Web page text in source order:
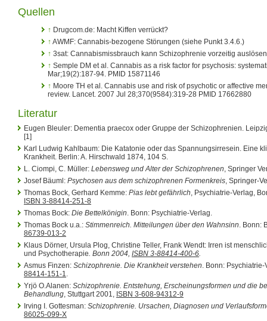
Quellen
↑ Drugcom.de: Macht Kiffen verrückt?
↑ AWMF: Cannabis-bezogene Störungen (siehe Punkt 3.4.6.)
↑ 3sat: Cannabismissbrauch kann Schizophrenie vorzeitig auslösen
↑ Semple DM et al. Cannabis as a risk factor for psychosis:
Mar;19(2):187-94. PMID 15871146
↑ Moore TH et al. Cannabis use and risk of psychotic or affective
review. Lancet. 2007 Jul 28;370(9584):319-28 PMID 17662880
Literatur
Eugen Bleuler: Dementia praecox oder Gruppe der Schizophrenien.
[1]
Karl Ludwig Kahlbaum: Die Katatonie oder das Spannungsirresein. Eine
Krankheit. Berlin: A. Hirschwald 1874, 104 S.
L. Ciompi, C. Müller: Lebensweg und Alter der Schizophrenen, Springer
Josef Bäuml: Psychosen aus dem schizophrenen Formenkreis, Springer-
Thomas Bock, Gerhard Kemme: Pias lebt gefährlich, Psychiatrie-Verlag,
ISBN 3-88414-251-8
Thomas Bock: Die Bettelkönigin. Bonn: Psychiatrie-Verlag.
Thomas Bock u.a.: Stimmenreich. Mitteilungen über den Wahnsinn. Bonn:
86739-013-2
Klaus Dörner, Ursula Plog, Christine Teller, Frank Wendt: Irren ist
und Psychotherapie. Bonn 2004, ISBN 3-88414-400-6.
Asmus Finzen: Schizophrenie. Die Krankheit verstehen. Bonn:
88414-151-1.
Yrjö O.Alanen: Schizophrenie. Entstehung, Erscheinungsformen und die
Behandlung, Stuttgart 2001, ISBN 3-608-94312-9
Irving I. Gottesman: Schizophrenie. Ursachen, Diagnosen und
86025-099-X